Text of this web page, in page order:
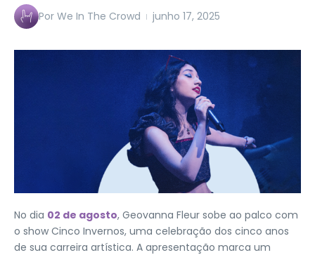
Por We In The Crowd junho 17, 2025
No dia 02 de agosto, Geovanna Fleur sobe ao palco com
o show Cinco Invernos, uma celebração dos cinco anos
de sua carreira artística. A apresentação marca um